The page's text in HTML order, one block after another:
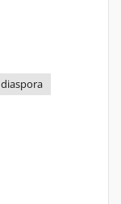
diaspora